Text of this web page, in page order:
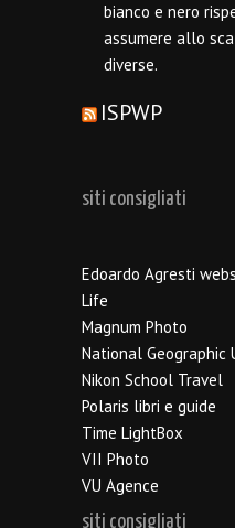
bianco e nero
assumere allo
diverse.
ISPWP
siti consigliati
Edoardo Agresti
Life
Magnum Photo
National Geographic
Nikon School Travel
Polaris libri e guide
Time LightBox
VII Photo
VU Agence
siti consigliati